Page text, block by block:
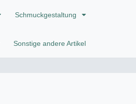
Schmuckgestaltung
Sonstige andere Artikel